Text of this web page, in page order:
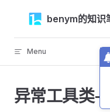
Skip to contentbenym的知识
Menu
异常工具类-